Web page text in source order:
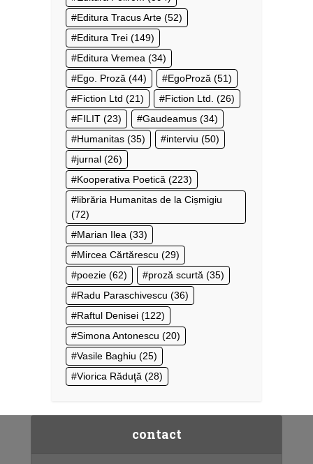
Editura Tracus Arte (52)
Editura Trei (149)
Editura Vremea (34)
Ego. Proză (44) EgoProză (51)
Fiction Ltd (21) Fiction Ltd. (26)
FILIT (23) Gaudeamus (34)
Humanitas (35) interviu (50)
jurnal (26)
Kooperativa Poetică (223)
librăria Humanitas de la Cișmigiu
(72)
Marian Ilea (33)
Mircea Cărtărescu (29)
poezie (62) proză scurtă (35)
Radu Paraschivescu (36)
Raftul Denisei (122)
Simona Antonescu (20)
Vasile Baghiu (25)
Viorica Răduţă (28)
contact